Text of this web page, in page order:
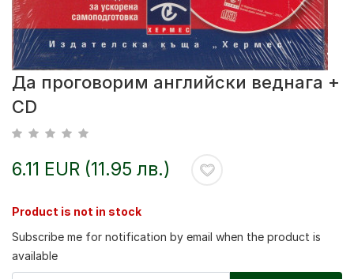
Да проговорим английски веднага +
CD
6.11 EUR (11.95 лв.)
Product is not in stock
Subscribe me for notification by email when the product is
available